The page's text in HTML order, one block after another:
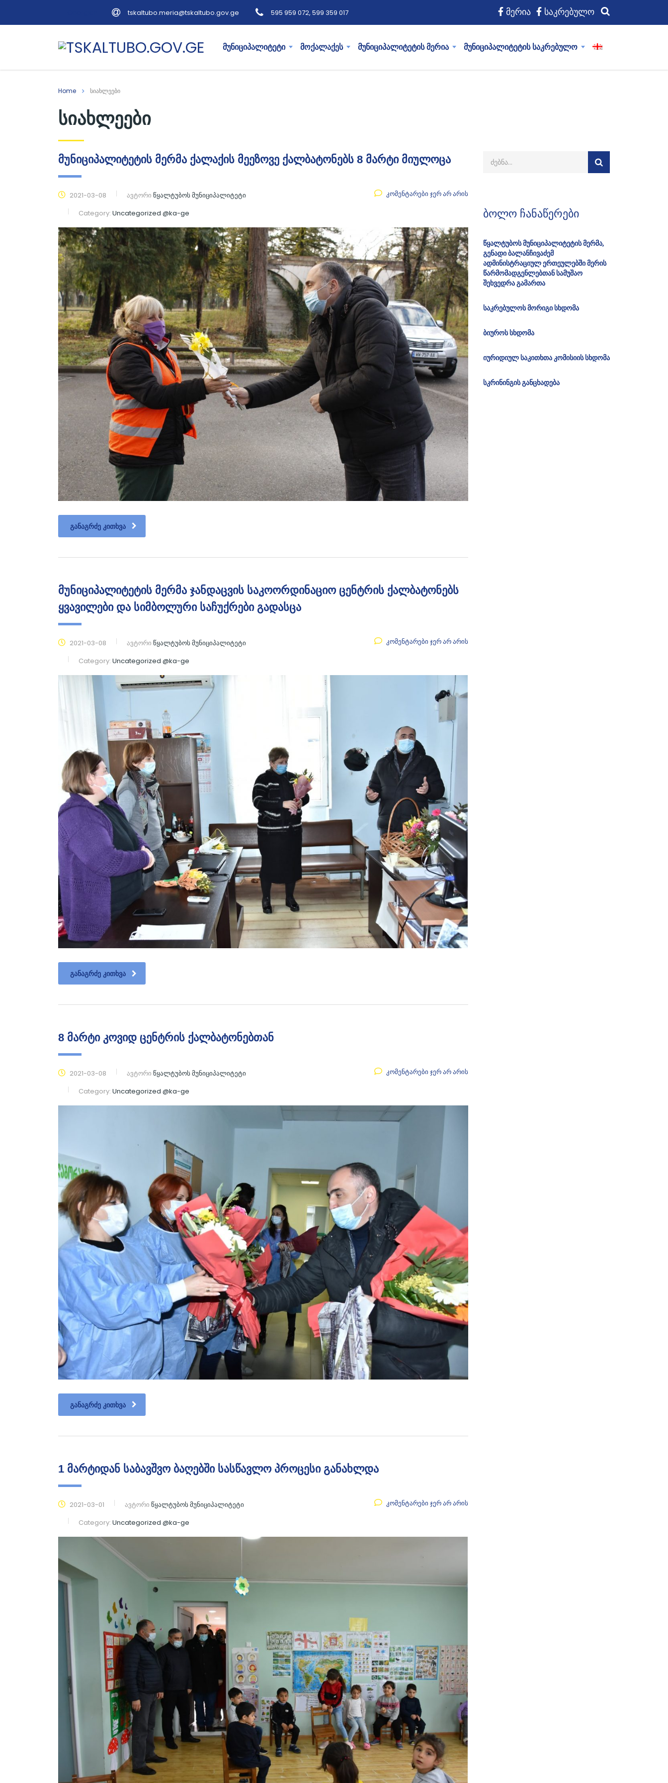
tskaltubo.meria@tskaltubo.gov.ge 595 959 072, 599 359 017 მერია საკრებულო
მუნიციპალიტეტი მოქალაქეს მუნიციპალიტეტის მერია მუნიციპალიტეტის საკრებულო
Home სიახლეები
სიახლეები
მუნიციპალიტეტის მერმა ქალაქის მეეზოვე ქალბატონებს 8 მარტი მიულოცა
2021-03-08 ავტორი წყალტუბოს მუნიციპალიტეტი
Category: Uncategorized @ka-ge
კომენტარები ჯერ არ არის
ᲒᲐᲜᲐᲒᲠᲫᲔ ᲙᲘᲗᲮᲕᲐ
მუნიციპალიტეტის მერმა ჯანდაცვის საკოორდინაციო ცენტრის ქალბატონებს
ყვავილები და სიმბოლური საჩუქრები გადასცა
2021-03-08 ავტორი წყალტუბოს მუნიციპალიტეტი
Category: Uncategorized @ka-ge
კომენტარები ჯერ არ არის
ᲒᲐᲜᲐᲒᲠᲫᲔ ᲙᲘᲗᲮᲕᲐ
8 მარტი კოვიდ ცენტრის ქალბატონებთან
2021-03-08 ავტორი წყალტუბოს მუნიციპალიტეტი
Category: Uncategorized @ka-ge
კომენტარები ჯერ არ არის
ᲒᲐᲜᲐᲒᲠᲫᲔ ᲙᲘᲗᲮᲕᲐ
1 მარტიდან საბავშვო ბაღებში სასწავლო პროცესი განახლდა
2021-03-01 ავტორი წყალტუბოს მუნიციპალიტეტი
Category: Uncategorized @ka-ge
კომენტარები ჯერ არ არის
ბოლო ჩანაწერები
წყალტუბოს მუნიციპალიტეტის მერმა,
გენადი ბალანჩივაძემ
ადმინისტრაციულ ერთეულებში მერის
წარმომადგენლებთან სამუშაო
შეხვედრა გამართა
საკრებულოს მორიგი სხდომა
ბიუროს სხდომა
იურიდიულ საკითხთა კომისიის სხდომა
სკრინინგის განცხადება